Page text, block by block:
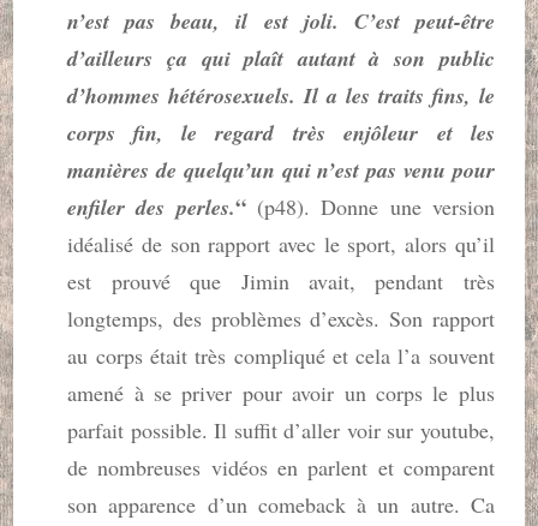
n’est pas beau, il est joli. C’est peut-être
d’ailleurs ça qui plaît autant à son public
d’hommes hétérosexuels. Il a les traits fins, le
corps fin, le regard très enjôleur et les
manières de quelqu’un qui n’est pas venu pour
enfiler des perles.“(p48). Donne une version
idéalisé de son rapport avec le sport, alors qu’il
est prouvé que Jimin avait, pendant très
longtemps, des problèmes d’excès. Son rapport
au corps était très compliqué et cela l’a souvent
amené à se priver pour avoir un corps le plus
parfait possible. Il suffit d’aller voir sur youtube,
de nombreuses vidéos en parlent et comparent
son apparence d’un comeback à un autre. Ca